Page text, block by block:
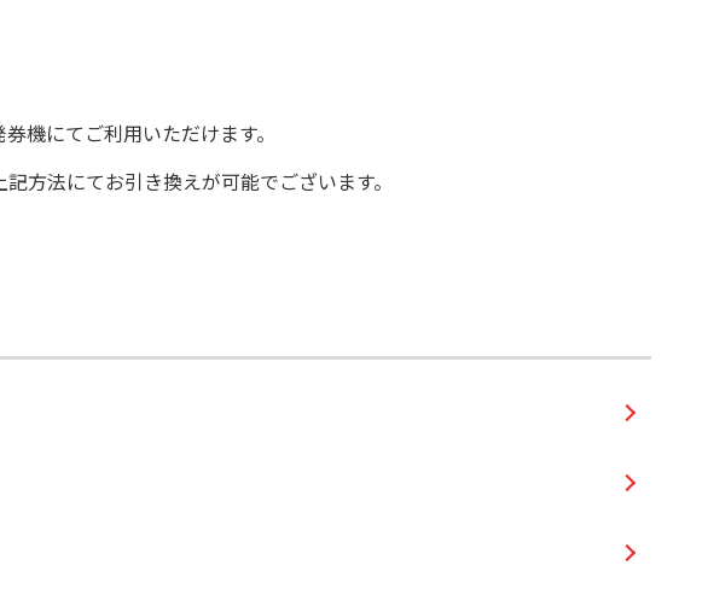
機にてご利用いただけます。
方法にてお引き換えが可能でございます。